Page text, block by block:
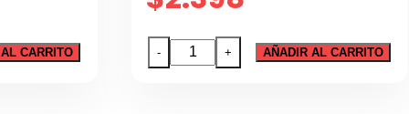
CARRITO -
ROTULADOR
FINELINER
+ AÑADIR AL CARRITO